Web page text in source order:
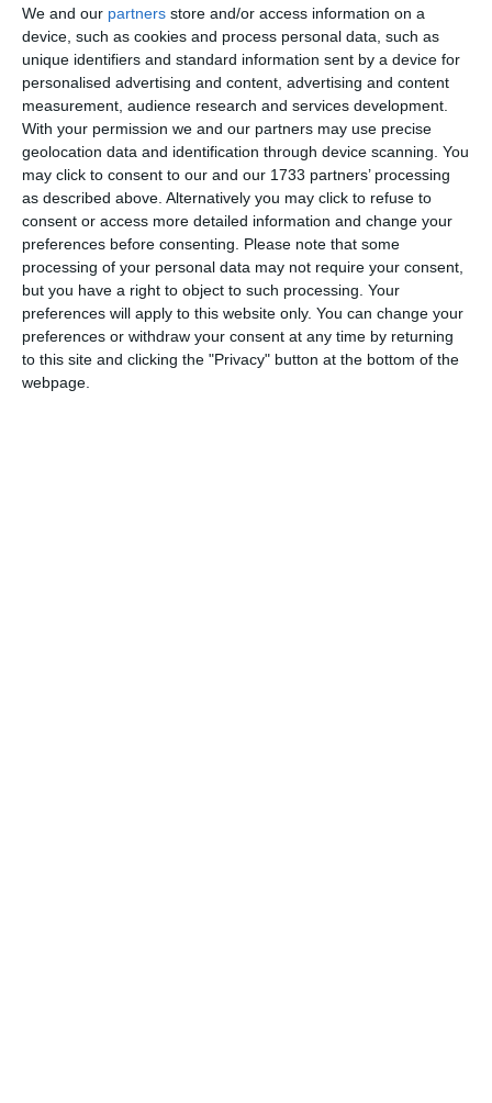
We and our partners store and/or access information on a
device, such as cookies and process personal data, such as
unique identifiers and standard information sent by a device for
personalised advertising and content, advertising and content
measurement, audience research and services development.
With your permission we and our partners may use precise
geolocation data and identification through device scanning. You
may click to consent to our and our 1733 partners’ processing
as described above. Alternatively you may click to refuse to
consent or access more detailed information and change your
preferences before consenting.
Please note that some
processing of your personal data may not require your consent,
but you have a right to object to such processing. Your
preferences will apply to this website only. You can change your
preferences or withdraw your consent at any time by returning
to this site and clicking the "Privacy" button at the bottom of the
webpage.
inspectorul-șef al ISU Constanța, Mihai Amarandei
UPDATE 2